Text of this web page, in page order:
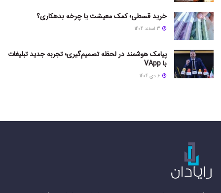
خرید قسطی؛ کمک معیشت یا چرخه بدهکاری؟
پیامک هوشمند در لحظه تصمیم‌گیری؛ تجربه جدید تبلیغات
با VApp